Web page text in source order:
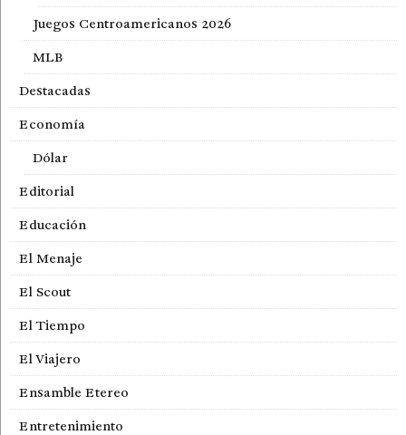
Juegos Centroamericanos 2026
MLB
Destacadas
Economía
Dólar
Editorial
Educación
El Menaje
El Scout
El Tiempo
El Viajero
Ensamble Etereo
Entretenimiento